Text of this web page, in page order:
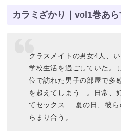
カラミざかり｜vol1巻あら
クラスメイトの男女4人、
学校生活を過ごしていた。
位で訪れた男子の部屋で多
を超えてしまう…。日常、
てセックス──夏の日、彼
らまり合う。